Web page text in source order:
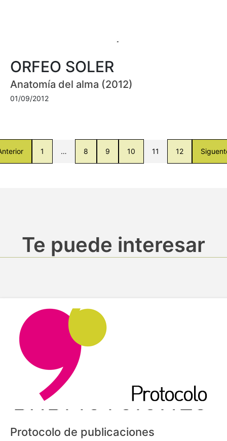
ORFEO SOLER
Anatomía del alma (2012)
01/09/2012
1 … 8 9 10 11 12
Te puede interesar
Protocolo de publicaciones